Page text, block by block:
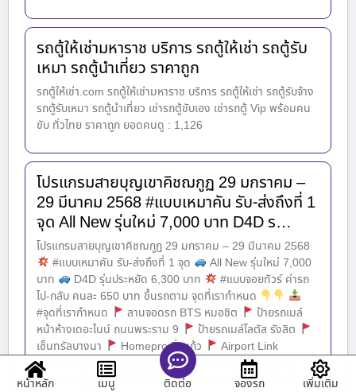
รถตู้ให้เช่ามหาราช บริการ รถตู้ให้เช่า รถตู้รับ
เหมา รถตู้นำเที่ยว ราคาถูก
รถตู้ให้เช่า.com รถตู้ให้เช่ามหาราช บริการ รถตู้ให้เช่า รถตู้รับจ้าง
รถตู้รับเหมา รถตู้นำเที่ยว เช่ารถตู้ขับเอง เช่ารถตู้ Vip พร้อมคน
ขับ ทั่วไทย ราคาถูก ยอดคนดู : 1,126
โปรแกรมสายบุญเขาคิชฌกูฏ 29 มกราคม –
29 มีนาคม 2568 #แบบเหมาคัน รับ-ส่งถึงที่ 1
จุด All New รุ่นใหม่ 7,000 บาท D4D ร…
โปรแกรมสายบุญเขาคิชฌกูฏ 29 มกราคม – 29 มีนาคม 2568
#แบบเหมาคัน รับ-ส่งถึงที่ 1 จุด
All New รุ่นใหม่ 7,000
บาท
D4D รุ่นประหยัด 6,300 บาท
#แบบจอยทัวร์ ค่ารถ
ไป-กลับ คนละ 650 บาท ขึ้นรถตาม จุดที่เรากำหนด
#จุดที่เรากำหนด
ลานจอดรถ BTS หมอชิต
ป้ายรถเมล์
หน้าห้างเดอะไนน์ ถนนพระราม 9
ป้ายรถเมล์โลตัส รังสิต
เซ็นทรัลบางนา
Homepro กิ่งแก้ว
Airport Link
ลาดกระบัง
ปั๊มเชลล์ ซอยเพชรเกษม 47/1 ตรงข้ามห้าง
เดอะมอลล์บางแค
ปั๊มน้ำมันบางจาก ตรงข้ามห้างเซ็นทรัล
หน้าหลัก เมนู ติดต่อ จองรถ เพิ่มเติม